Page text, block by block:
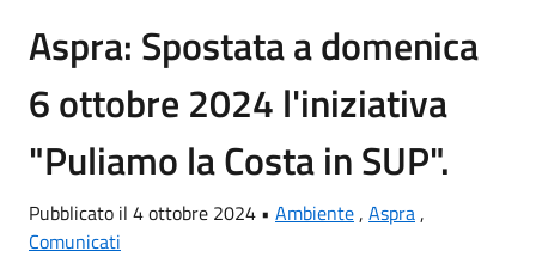
Aspra: Spostata a domenica
6 ottobre 2024 l'iniziativa
"Puliamo la Costa in SUP".
Pubblicato il 4 ottobre 2024 • Ambiente , Aspra ,
Comunicati